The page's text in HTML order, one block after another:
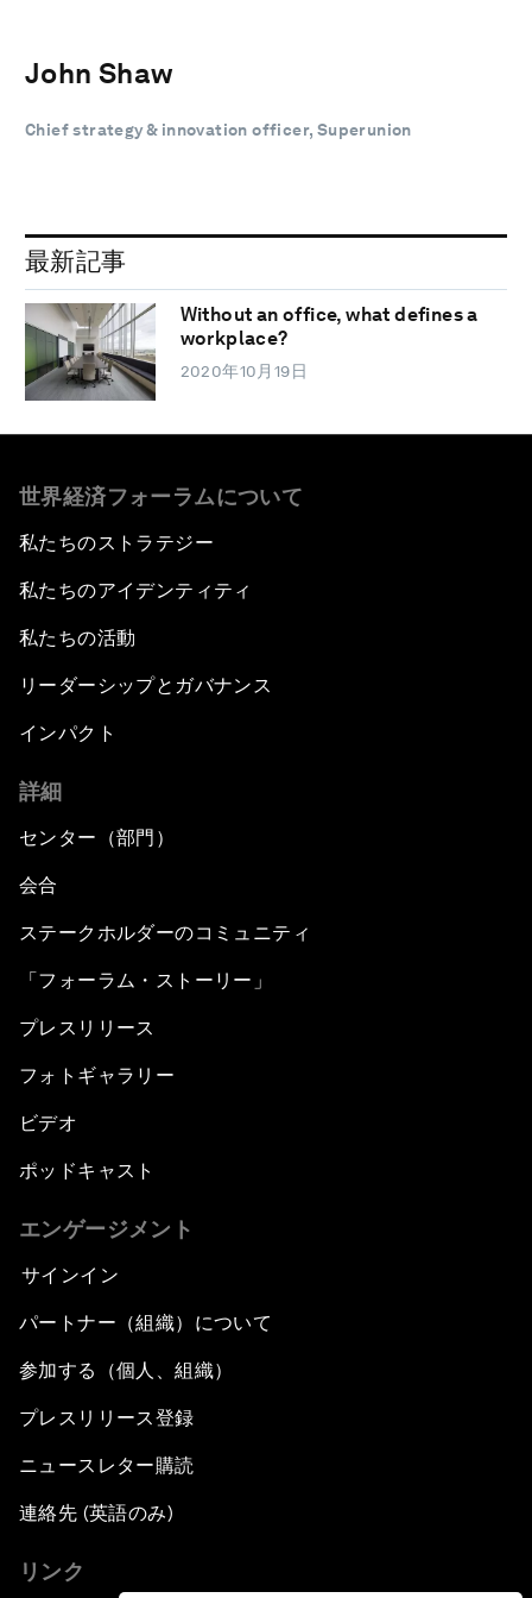
John Shaw
Chief strategy & innovation officer, Superunion
最新記事
Without an office, what defines a
workplace?
2020年10月19日
世界経済フォーラムについて
私たちのストラテジー
私たちのアイデンティティ
私たちの活動
リーダーシップとガバナンス
インパクト
詳細
センター（部門）
会合
ステークホルダーのコミュニティ
「フォーラム・ストーリー」
プレスリリース
フォトギャラリー
ビデオ
ポッドキャスト
エンゲージメント
サインイン
パートナー（組織）について
参加する（個人、組織）
プレスリリース登録
ニュースレター購読
連絡先 (英語のみ)
リンク